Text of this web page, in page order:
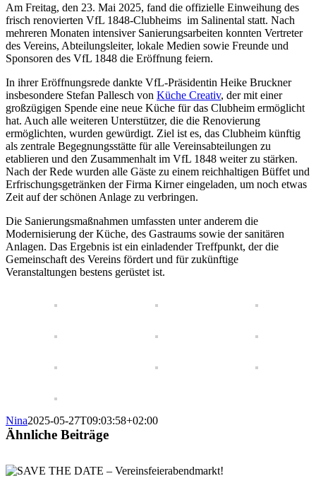
Am Freitag, den 23. Mai 2025, fand die offizielle Einweihung des
frisch renovierten VfL 1848-Clubheims im Salinental statt. Nach
mehreren Monaten intensiver Sanierungsarbeiten konnten Vertreter
des Vereins, Abteilungsleiter, lokale Medien sowie Freunde und
Sponsoren des VfL 1848 die Eröffnung feiern.
In ihrer Eröffnungsrede dankte VfL-Präsidentin Heike Bruckner
insbesondere Stefan Pallesch von Küche Creativ, der mit einer
großzügigen Spende eine neue Küche für das Clubheim ermöglicht
hat. Auch alle weiteren Unterstützer, die die Renovierung
ermöglichten, wurden gewürdigt. Ziel ist es, das Clubheim künftig
als zentrale Begegnungsstätte für alle Vereinsabteilungen zu
etablieren und den Zusammenhalt im VfL 1848 weiter zu stärken.
Nach der Rede wurden alle Gäste zu einem reichhaltigen Büffet und
Erfrischungsgetränken der Firma Kirner eingeladen, um noch etwas
Zeit auf der schönen Anlage zu verbringen.
Die Sanierungsmaßnahmen umfassten unter anderem die
Modernisierung der Küche, des Gastraums sowie der sanitären
Anlagen. Das Ergebnis ist ein einladender Treffpunkt, der die
Gemeinschaft des Vereins fördert und für zukünftige
Veranstaltungen bestens gerüstet ist.
Nina2025-05-27T09:03:58+02:00
Ähnliche Beiträge